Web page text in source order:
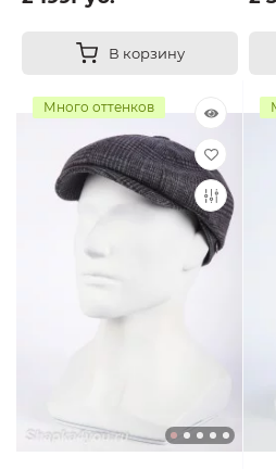
В корзину
Много оттенков